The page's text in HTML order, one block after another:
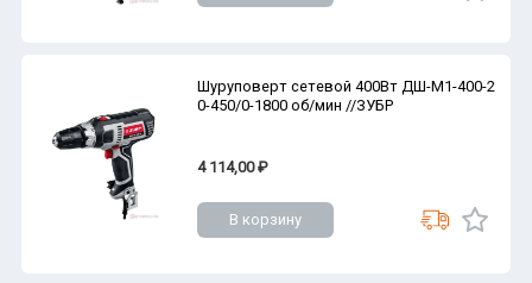
Шуруповерт сетевой 400Вт ДШ-М1-400-2
0-450/0-1800 об/мин //ЗУБР
4 114,00 ₽
В корзину